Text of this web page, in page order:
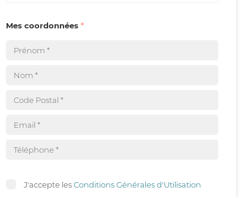
Mes coordonnées
J'accepte lesConditions Générales d'Utilisation